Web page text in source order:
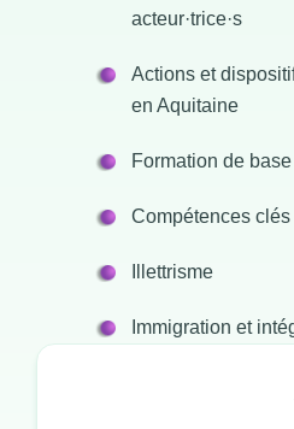
acteur·trice·s
Actions et
en Aquitaine
Formation de
Compétences clés
Illettrisme
Immigration et